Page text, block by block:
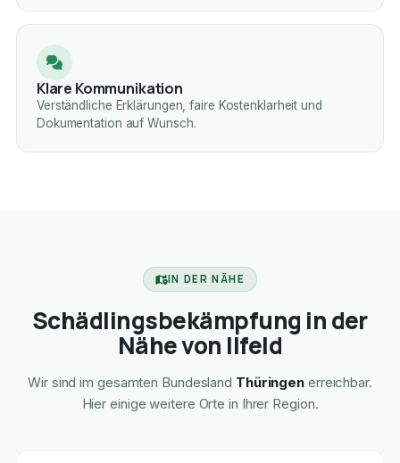
Klare Kommunikation
Verständliche Erklärungen, faire Kostenklarheit und
Dokumentation auf Wunsch.
IN DER NÄHE
Schädlingsbekämpfung in der
Nähe von Ilfeld
Wir sind im gesamten Bundesland Thüringen erreichbar.
Hier einige weitere Orte in Ihrer Region.